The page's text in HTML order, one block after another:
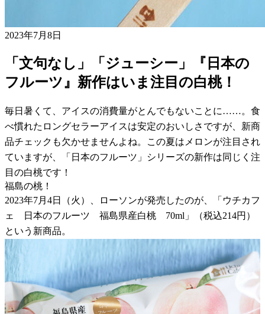
2023年7月8日
「文句なし」「ジューシー」『日本の
フルーツ』新作はいま注目の白桃！
毎日暑くて、アイスの消費量がとんでもないことに……。食
べ慣れたロングセラーアイスは安定のおいしさですが、新商
品チェックも欠かせませんよね。この夏はメロンが注目され
ていますが、「日本のフルーツ」シリーズの新作は同じく注
目の白桃です！
福島の桃！
2023年7月4日（火）、ローソンが発売したのが、「ウチカフ
ェ 日本のフルーツ 福島県産白桃 70ml」（税込214円）
という新商品。